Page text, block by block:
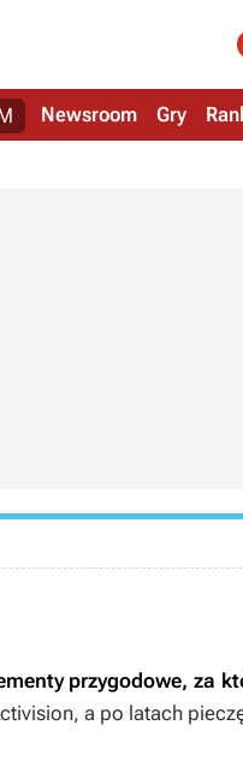
Newsroom Gry
przygodowe, za
a po latach